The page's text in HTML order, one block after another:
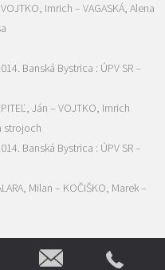
Imrich – VAGASKÁ, Alena
Banská Bystrica : ÚPV SR –
Ján – VOJTKO, Imrich
strojoch
Banská Bystrica : ÚPV SR –
Milan – KOČIŠKO, Marek –